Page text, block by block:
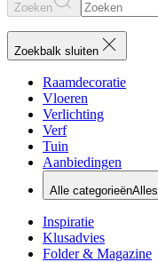
Zoeken
Zoekbalk sluiten
Raamdecoratie
Vloeren
Verlichting
Verf
Tuin
Aanbiedingen
Alle categorieënAlles
Inspiratie
Klusadvies
Folder & Magazine